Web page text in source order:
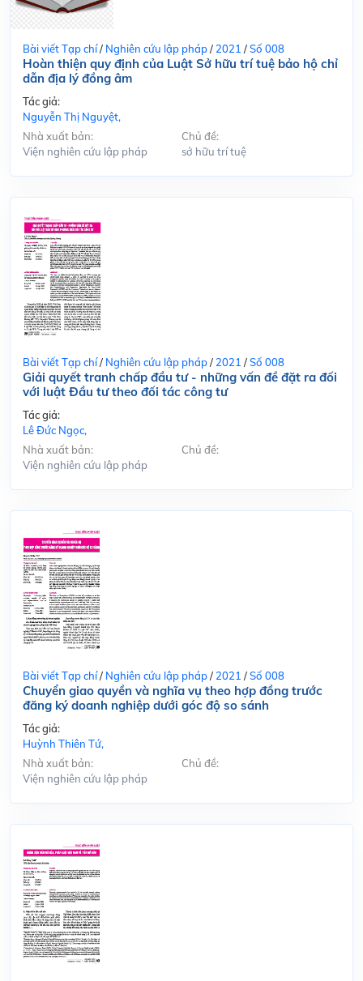
Bài viết Tạp chí/ Nghiên cứu lập pháp/ 2021 /Số 008
Hoàn thiện quy định của Luật Sở hữu trí tuệ bảo hộ chỉ
dẫn địa lý đồng âm
Tác giả:
Nguyễn Thị Nguyệt,
Nhà xuất bản:
Viện nghiên cứu lập pháp
Chủ đề:
sở hữu trí tuệ
Bài viết Tạp chí/ Nghiên cứu lập pháp/ 2021 /Số 008
Giải quyết tranh chấp đầu tư - những vấn đề đặt ra đối
với luật Đầu tư theo đối tác công tư
Tác giả:
Lê Đức Ngọc,
Nhà xuất bản:
Viện nghiên cứu lập pháp
Chủ đề:
Bài viết Tạp chí/ Nghiên cứu lập pháp/ 2021 /Số 008
Chuyển giao quyền và nghĩa vụ theo hợp đồng trước
đăng ký doanh nghiệp dưới góc độ so sánh
Tác giả:
Huỳnh Thiên Tứ,
Nhà xuất bản:
Viện nghiên cứu lập pháp
Chủ đề: